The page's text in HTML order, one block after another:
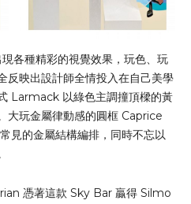
各種精彩的視覺效果，玩色、玩
反映出設計師全情投入在自己美學
Larmack 以綠色主調撞頂樑的黃
大玩金屬律動感的圓框 Caprice
見的金屬結構編排，同時不忘以
憑著這款 Sky Bar 贏得 Silmo